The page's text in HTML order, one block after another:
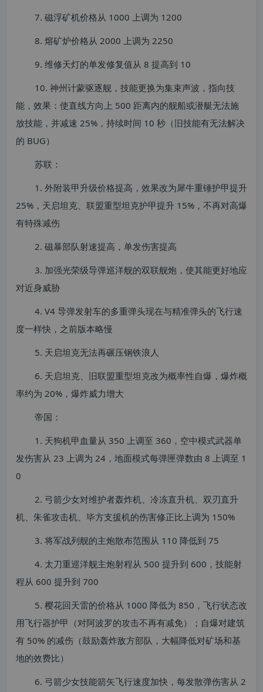
7. 磁浮矿机价格从 1000 上调为 1200
8. 熔矿炉价格从 2000 上调为 2250
9. 维修天灯的单发修复值从 8 提高到 10
10. 神州计蒙驱逐舰，技能更换为集束声波，指向技
能，效果：使直线方向上 500 距离内的舰船或潜艇无法施
放技能，并减速 25%，持续时间 10 秒（旧技能有无法解决
的 BUG）
苏联：
1. 外附装甲升级价格提高，效果改为犀牛重锤护甲提升
25%，天启坦克、联盟重型坦克护甲提升 15%，不再对高爆
有特殊减伤
2. 磁暴部队射速提高，单发伤害提高
3. 加强光荣级导弹巡洋舰的双联舰炮，使其能更好地应
对近身威胁
4. V4 导弹发射车的多重弹头现在与精准弹头的飞行速
度一样快，之前版本略慢
5. 天启坦克无法再碾压钢铁浪人
6. 天启坦克、旧联盟重型坦克改为概率性自爆，爆炸概
率约为 20%，爆炸威力增大
帝国：
1. 天狗机甲血量从 350 上调至 360，空中模式武器单
发伤害从 23 上调为 24，地面模式每弹匣弹数由 8 上调至 1
0
2. 弓箭少女对维护者轰炸机、冷冻直升机、双刃直升
机、朱雀攻击机、毕方支援机的伤害修正比上调为 150%
3. 将军战列舰的主炮散布范围从 110 降低到 75
4. 太刀重巡洋舰主炮射程从 500 提升到 600，技能射
程从 600 提升到 700
5. 樱花回天雷的价格从 1000 降低为 850，飞行状态改
用飞行器护甲（对阿波罗的攻击不再有减免）；自爆对建筑
有 50% 的减伤（鼓励轰炸敌方部队，大幅降低对矿场和基
地的效费比）
6. 弓箭少女技能箭矢飞行速度加快，每发散弹伤害从 2